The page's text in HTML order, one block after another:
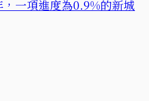
一項進度為0.9%的新城